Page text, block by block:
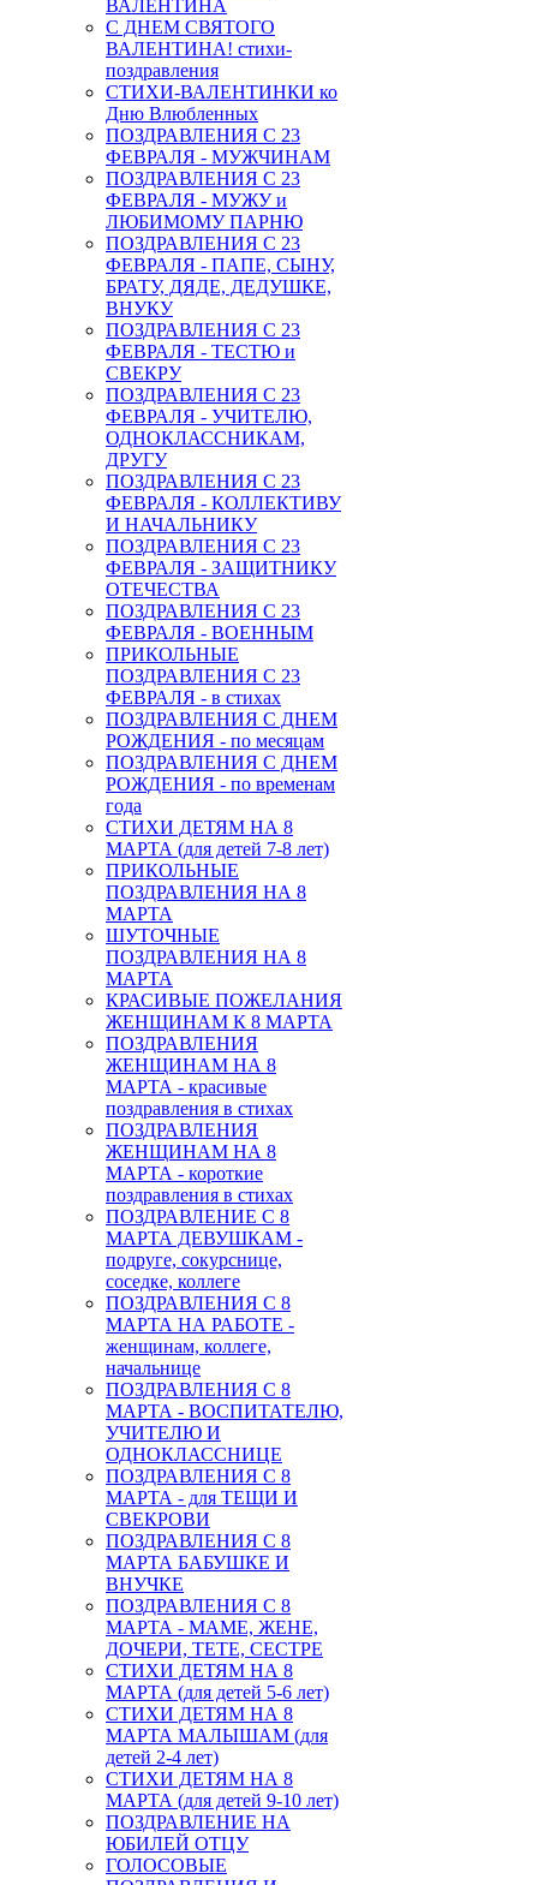
ВАЛЕНТИНА
С ДНЕМ СВЯТОГО
ВАЛЕНТИНА! стихи-
поздравления
СТИХИ-ВАЛЕНТИНКИ ко
Дню Влюбленных
ПОЗДРАВЛЕНИЯ С 23
ФЕВРАЛЯ - МУЖЧИНАМ
ПОЗДРАВЛЕНИЯ С 23
ФЕВРАЛЯ - МУЖУ и
ЛЮБИМОМУ ПАРНЮ
ПОЗДРАВЛЕНИЯ С 23
ФЕВРАЛЯ - ПАПЕ, СЫНУ,
БРАТУ, ДЯДЕ, ДЕДУШКЕ,
ВНУКУ
ПОЗДРАВЛЕНИЯ С 23
ФЕВРАЛЯ - ТЕСТЮ и
СВЕКРУ
ПОЗДРАВЛЕНИЯ С 23
ФЕВРАЛЯ - УЧИТЕЛЮ,
ОДНОКЛАССНИКАМ,
ДРУГУ
ПОЗДРАВЛЕНИЯ С 23
ФЕВРАЛЯ - КОЛЛЕКТИВУ
И НАЧАЛЬНИКУ
ПОЗДРАВЛЕНИЯ С 23
ФЕВРАЛЯ - ЗАЩИТНИКУ
ОТЕЧЕСТВА
ПОЗДРАВЛЕНИЯ С 23
ФЕВРАЛЯ - ВОЕННЫМ
ПРИКОЛЬНЫЕ
ПОЗДРАВЛЕНИЯ С 23
ФЕВРАЛЯ - в стихах
ПОЗДРАВЛЕНИЯ С ДНЕМ
РОЖДЕНИЯ - по месяцам
ПОЗДРАВЛЕНИЯ С ДНЕМ
РОЖДЕНИЯ - по временам
года
СТИХИ ДЕТЯМ НА 8
МАРТА (для детей 7-8 лет)
ПРИКОЛЬНЫЕ
ПОЗДРАВЛЕНИЯ НА 8
МАРТА
ШУТОЧНЫЕ
ПОЗДРАВЛЕНИЯ НА 8
МАРТА
КРАСИВЫЕ ПОЖЕЛАНИЯ
ЖЕНЩИНАМ К 8 МАРТА
ПОЗДРАВЛЕНИЯ
ЖЕНЩИНАМ НА 8
МАРТА - красивые
поздравления в стихах
ПОЗДРАВЛЕНИЯ
ЖЕНЩИНАМ НА 8
МАРТА - короткие
поздравления в стихах
ПОЗДРАВЛЕНИЕ С 8
МАРТА ДЕВУШКАМ -
подруге, сокурснице,
соседке, коллеге
ПОЗДРАВЛЕНИЯ С 8
МАРТА НА РАБОТЕ -
женщинам, коллеге,
начальнице
ПОЗДРАВЛЕНИЯ С 8
МАРТА - ВОСПИТАТЕЛЮ,
УЧИТЕЛЮ И
ОДНОКЛАССНИЦЕ
ПОЗДРАВЛЕНИЯ С 8
МАРТА - для ТЕЩИ И
СВЕКРОВИ
ПОЗДРАВЛЕНИЯ С 8
МАРТА БАБУШКЕ И
ВНУЧКЕ
ПОЗДРАВЛЕНИЯ С 8
МАРТА - МАМЕ, ЖЕНЕ,
ДОЧЕРИ, ТЕТЕ, СЕСТРЕ
СТИХИ ДЕТЯМ НА 8
МАРТА (для детей 5-6 лет)
СТИХИ ДЕТЯМ НА 8
МАРТА МАЛЫШАМ (для
детей 2-4 лет)
СТИХИ ДЕТЯМ НА 8
МАРТА (для детей 9-10 лет)
ПОЗДРАВЛЕНИЕ НА
ЮБИЛЕЙ ОТЦУ
ГОЛОСОВЫЕ